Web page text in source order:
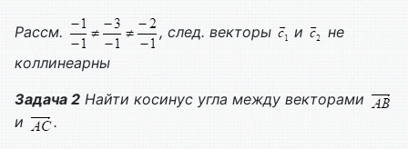
Рассм. , след. векторы и
не
коллинеарны
Задача 2 Найти косинус угла между векторами
и
.